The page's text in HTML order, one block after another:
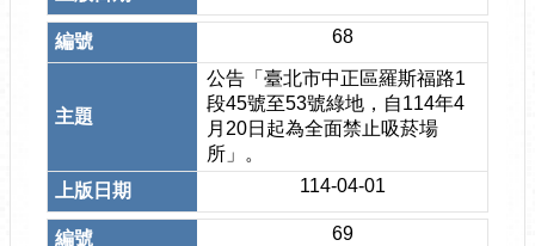
68
公告「臺北市中正區羅斯福路1
段45號至53號綠地，自114年4
月20日起為全面禁止吸菸場
所」。
114-04-01
69